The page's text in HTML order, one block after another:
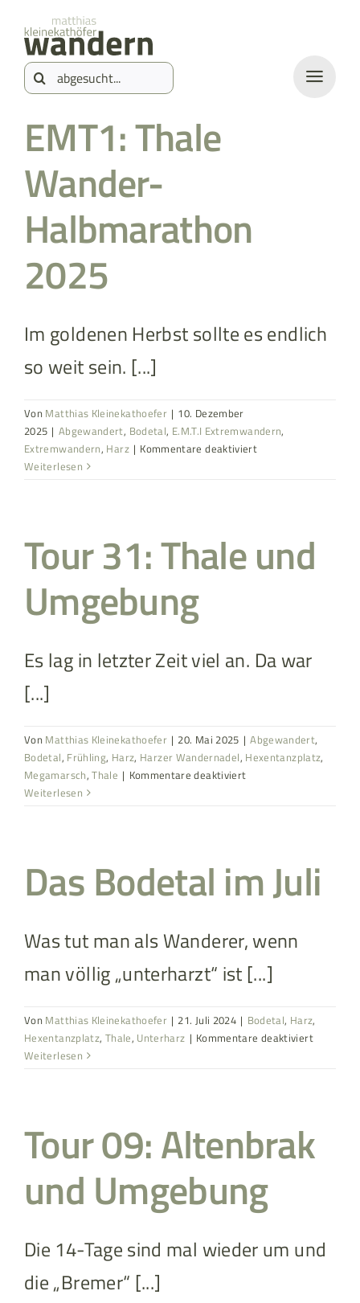
springen
Inhalt
springen
Suche
EMT1: Thale
Wander-
Halbmarathon
2025
Im goldenen Herbst sollte es endlich
so weit sein. [...]
Von Matthias Kleinekathoefer | 10. Dezember
2025 | Abgewandert, Bodetal, E.M.T.I Extremwandern,
Extremwandern, Harz | Kommentare deaktiviertfür
Weiterlesen
Tour 31: Thale und
Umgebung
Es lag in letzter Zeit viel an. Da war
[...]
Von Matthias Kleinekathoefer | 20. Mai 2025 | Abgewandert,
Bodetal, Frühling, Harz, Harzer Wandernadel, Hexentanzplatz,
Megamarsch,Thale | Kommentare deaktiviertfür
Weiterlesen
Das Bodetal im Juli
Was tut man als Wanderer, wenn
man völlig „unterharzt“ ist [...]
Von Matthias Kleinekathoefer | 21. Juli 2024 | Bodetal, Harz,
Hexentanzplatz, Thale, Unterharz | Kommentare deaktiviertfür
Weiterlesen
Tour 09: Altenbrak
und Umgebung
Die 14-Tage sind mal wieder um und
die „Bremer“ [...]